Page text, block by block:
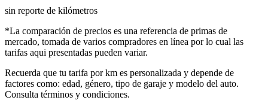
sin reporte de kilómetros
*La comparación de precios es una referencia de primas de
mercado, tomada de varios compradores en línea por lo cual las
tarifas aqui presentadas pueden variar.
Recuerda que tu tarifa por km es personalizada y depende de
factores como: edad, género, tipo de garaje y modelo del auto.
Consulta términos y condiciones.